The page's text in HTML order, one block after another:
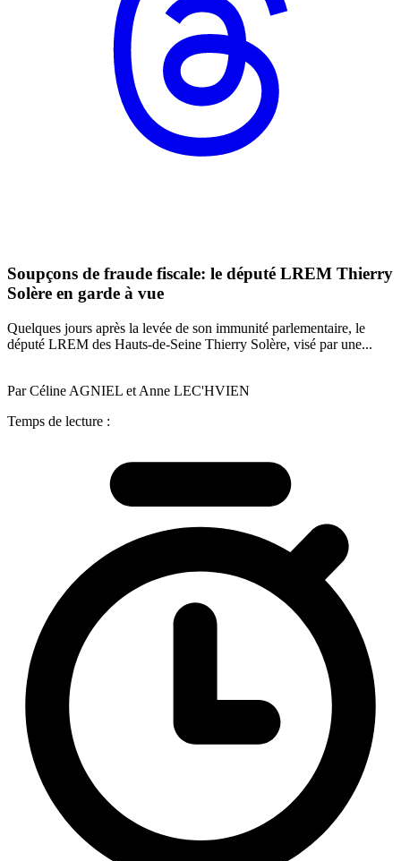
Soupçons de fraude fiscale: le député LREM Thierry
Solère en garde à vue
Quelques jours après la levée de son immunité parlementaire, le
député LREM des Hauts-de-Seine Thierry Solère, visé par une...
Par Céline AGNIEL et Anne LEC'HVIEN
Temps de lecture :